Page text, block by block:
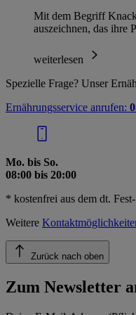
Mit dem Begriff
auszeichnen, das
weiterlesen
Spezielle Frage? Unser
Ernährungsservice anrufen:
Mo. bis So.
08:00 bis 20:00
* kostenfrei aus dem dt.
Weitere
Zurück nach oben
Zum Newsletter